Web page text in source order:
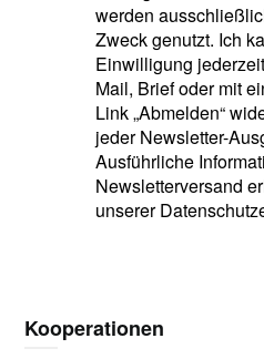
werden
Zweck genutzt. Ich
Einwilligung
Mail, Brief oder mit
Link „Abmelden“
jeder Newsletter-
Ausführliche
Newsletterversand
unserer
Kooperationen